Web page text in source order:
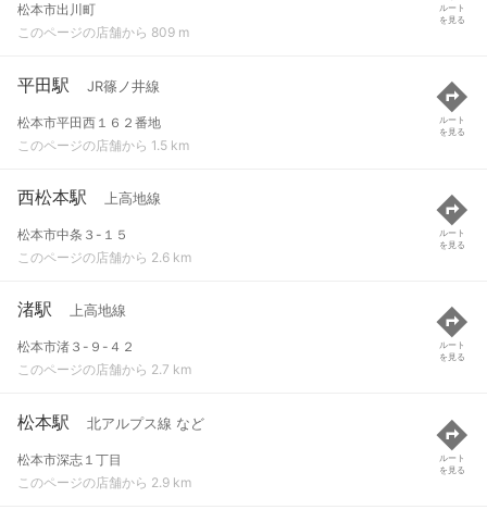
松本市出川町
このページの店舗から 809 m
ルート
を見る
平田駅 JR篠ノ井線
松本市平田西１６２番地
このページの店舗から 1.5 km
ルート
を見る
西松本駅 上高地線
松本市中条３-１５
このページの店舗から 2.6 km
ルート
を見る
渚駅 上高地線
松本市渚３-９-４２
このページの店舗から 2.7 km
ルート
を見る
松本駅 北アルプス線 など
松本市深志１丁目
このページの店舗から 2.9 km
ルート
を見る